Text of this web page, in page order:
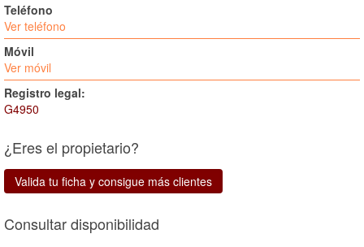
Teléfono
Ver teléfono
Móvil
Ver móvil
Registro legal:
G4950
¿Eres el propietario?
Valida tu ficha y consigue más clientes
Consultar disponibilidad